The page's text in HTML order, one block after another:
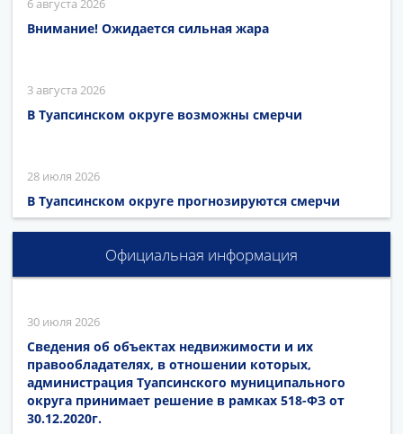
Внимание! Ожидается сильная жара
3 августа 2026
В Туапсинском округе возможны смерчи
28 июля 2026
В Туапсинском округе прогнозируются смерчи
Официальная информация
30 июля 2026
Сведения об объектах недвижимости и их
правообладателях, в отношении которых,
администрация Туапсинского муниципального
округа принимает решение в рамках 518-ФЗ от
30.12.2020г.